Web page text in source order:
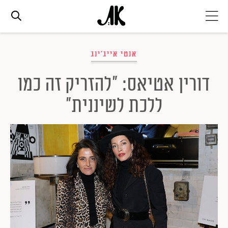
אג׳נדה
אופנה
ביוטי
סלבס
ערוצים נוספים
המגזין
אנטי אייג'ינג
דורין אטיאס: "להזריק זה כמו
ללכת לשיננית"